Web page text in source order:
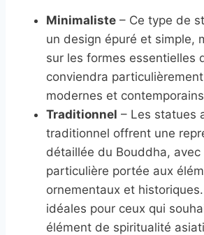
Minimaliste – Ce type de
un design épuré et simple,
sur les formes essentielles
conviendra
modernes et
Traditionnel – Les statues
traditionnel offrent une
détaillée du Bouddha,
particulière portée aux
ornementaux et
idéales pour ceux qui
élément de spiritualité